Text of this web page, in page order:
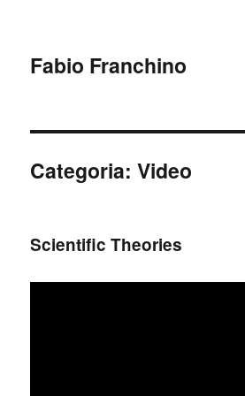
Fabio Franchino
Categoria:Video
Scientific Theories